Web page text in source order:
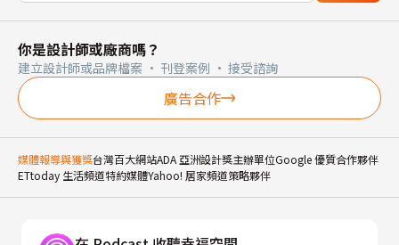
你是設計師或廠商嗎？
建立設計師或品牌檔案 · 刊登案例 · 接受諮詢
廣告合作
媒體報導與獲獎台灣百大網站ADA 亞洲設計獎主辦單位Google 優質合作夥伴
ETtoday 生活頻道特約媒體Yahoo! 居家頻道策略夥伴